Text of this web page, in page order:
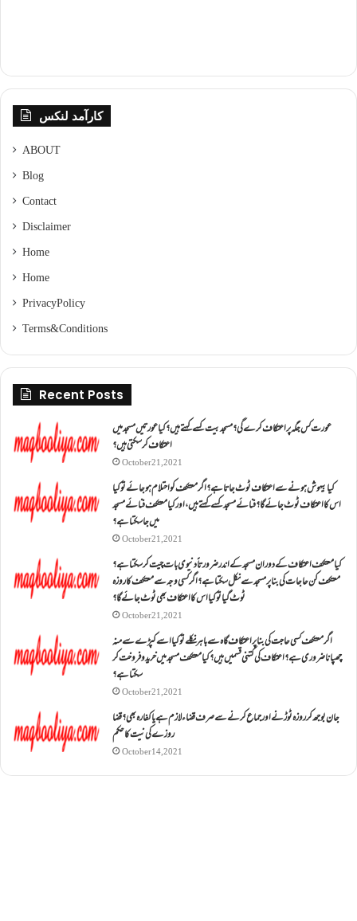
کارآمد لنکس
ABOUT
Blog
Contact
Disclaimer
Home
Home
Privacy Policy
Terms & Conditions
Recent Posts
عورت کس جگہ پر اعتکاف کرے گی؟مسجد بیت کسے کہتے ہیں؟کیا عورتیں مسجد میں
اعتکاف کر سکتی ہیں؟
October 21, 2021
کیا بیہوش ہونے سے اعتکاف ٹوٹ جاتا ہے؟ اگر معتکف کو احتلام ہو جائے تو کیا
اس کا اعتکاف ٹوٹ جائے گا؟فنائے مسجد کسے کہتے ہیں ، اور کیا معتکف فنائے مسجد
میں جا سکتا ہے؟
October 21, 2021
کیا معتکف اعتکاف کے دوران مسجد کے اندر ضرورتاً دنیوی بات چیت کر سکتا ہے؟
معتکف کن حاجات کی بنا پر مسجد سے نکل سکتا ہے؟ اگر کسی وجہ سے معتکف کا روزہ
ٹوٹ گیا تو کیا اس کا اعتکاف بھی ٹوٹ جائے گا؟
October 21, 2021
اگر معتکف کسی حاجت کی بنا پر اعتکاف گاہ سے باہر نکلے تو کیا اسے کپڑے سے منہ
چھپانا ضروری ہے؟اعتکاف کی کتنی قسمیں ہیں؟کیا معتکف مسجد میں خرید و فروخت کر
سکتا ہے؟
October 21, 2021
جان بوجھ کر روزہ ٹوڑنے اور جماع کرنے سے صرف قضاء لازم ہے یا کفارہ بھی؟ قضا
روزے کی نیت کا حکم
October 14, 2021